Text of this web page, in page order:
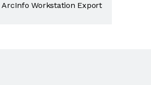
ArcInfo Workstation Export